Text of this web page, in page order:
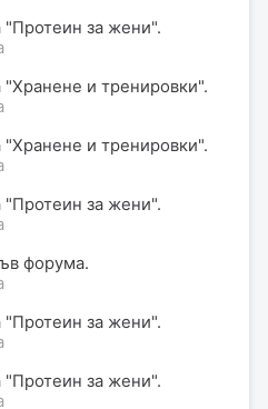
"Протеин за жени".
и тренировки".
и тренировки".
"Протеин за жени".
форума.
"Протеин за жени".
"Протеин за жени".